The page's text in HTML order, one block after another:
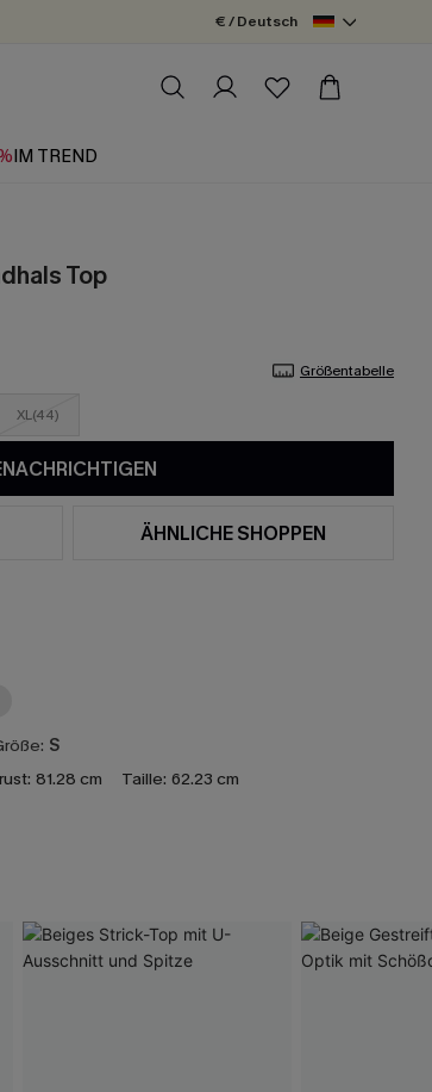
€ / Deutsch
IM TREND
Top
Größentabelle
XL(44)
ÄHNLICHE SHOPPEN
S
81.28 cm Taille: 62.23 cm